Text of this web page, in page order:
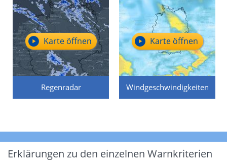
Regenradar
Karte öffnen
Windgeschwindigkeiten
Karte öffnen
Erklärungen zu den einzelnen Warnkriterien